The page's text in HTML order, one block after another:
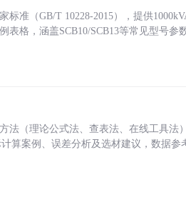
准（GB/T 10228-2015），提供
格，涵盖SCB10/SCB13等常见型号参
法（理论公式法、查表法、在线工具法
算案例、误差分析及选材建议，数据参